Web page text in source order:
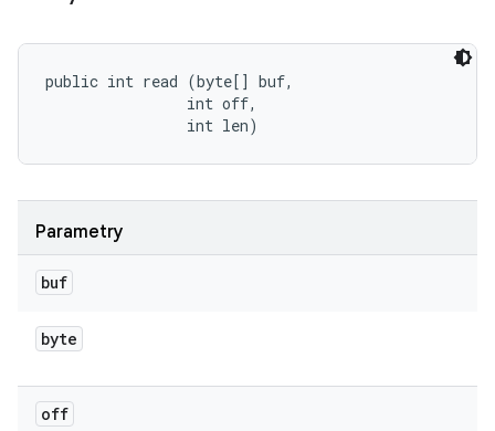
public int read (byte[] buf,
                int off,
                int len)
Parametry
buf
byte
off